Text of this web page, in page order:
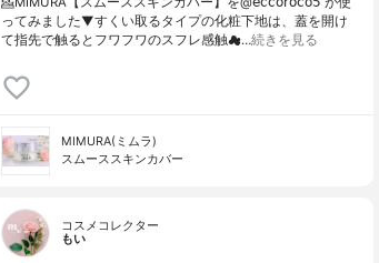
ってみました⁡⁡▼⁡すくい取るタイプの化粧下地は、蓋を開け
て指先で触るとフワフワのスフレ感触☁…続きを見る
MIMURA(ミムラ)
スムーススキンカバー
コスメコレクター
もい